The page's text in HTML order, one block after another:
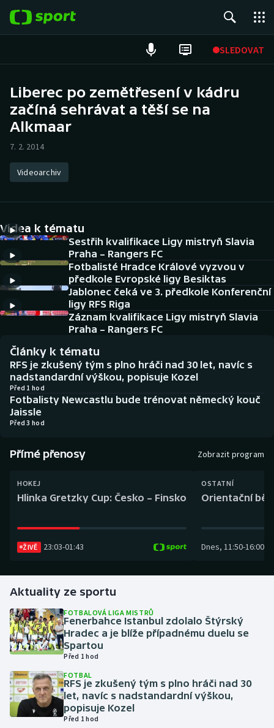
SLEDOVAT
Hokej
Atletika
DALŠÍ SPORTY
Americký fotbal
Baseball a softbal
Basketbal
Boby a skeleton
Box
Dostihy
Florbal
Golf
Gymnastika
Házená
Jezdectví
Krasobruslení
NEPŘEHLÉDNĚTE
Soutěže
Historické návraty
AZ kvíz
Liberec po zemětřesení v kádru
začíná sehrávat a těší se na
Alkmaar
7. 2. 2014
Videoarchiv
Videa k tématu
Sestřih kvalifikace Ligy mistryň Slavia
Praha – Rangers FC
Fotbalisté Hradce Králové vyzvou v
předkole Evropské ligy Besiktas
Jablonec čeká ve 3. předkole Konferenční
ligy RFS Riga
Záznam kvalifikace Ligy mistryň Slavia
Praha – Rangers FC
Články k tématu
RFS je zkušený tým s plno hráči nad 30 let, navíc s
nadstandardní výškou, popisuje Kozel
Před 1 hod
Fotbalisty Newcastlu bude trénovat německý kouč
Jaissle
Před 3 hod
Přímé přenosy Zobrazit program
HOKEJ
Hlinka Gretzky Cup: Česko – Finsko
ŽIVĚ 23:03-01:43
OSTATNÍ
Orientační
Dnes, 11:50-16:00
Aktuality ze sportu
FOTBALOVÁ LIGA MISTRŮ
Fenerbahce Istanbul zdolalo Štýrský
Hradec a je blíže případnému duelu se
Spartou
Před 1 hod
FOTBAL
RFS je zkušený tým s plno hráči nad 30
let, navíc s nadstandardní výškou,
popisuje Kozel
Před 1 hod